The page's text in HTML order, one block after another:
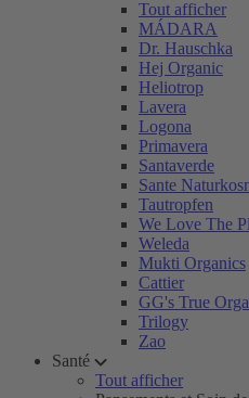
Tout afficher
MÁDARA
Dr. Hauschka
Hej Organic
Heliotrop
Lavera
Logona
Primavera
Santaverde
Sante
Tautropfen
We Love The
Weleda
Mukti Organics
Cattier
GG's True
Trilogy
Zao
Santé
Tout afficher